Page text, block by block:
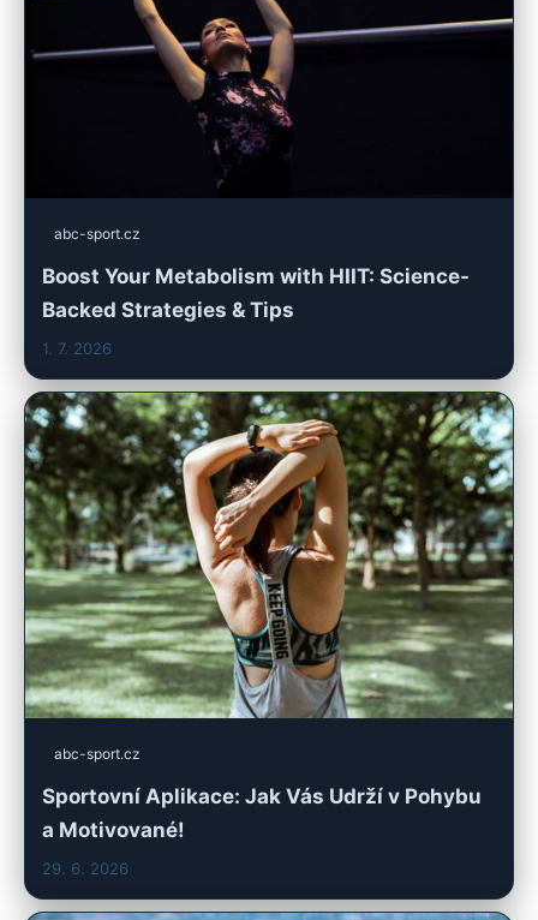
abc-sport.cz
Boost Your Metabolism with HIIT: Science-
Backed Strategies & Tips
1. 7. 2026
abc-sport.cz
Sportovní Aplikace: Jak Vás Udrží v Pohybu
a Motivované!
29. 6. 2026